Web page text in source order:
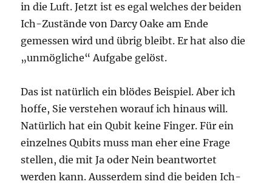
in die Luft. Jetzt ist es egal welches der beiden
Ich-Zustände von Darcy Oake am Ende
gemessen wird und übrig bleibt. Er hat also die
„unmögliche“ Aufgabe gelöst.
Das ist natürlich ein blödes Beispiel. Aber ich
hoffe, Sie verstehen worauf ich hinaus will.
Natürlich hat ein Qubit keine Finger. Für ein
einzelnes Qubits muss man eher eine Frage
stellen, die mit Ja oder Nein beantwortet
werden kann. Ausserdem sind die beiden Ich-